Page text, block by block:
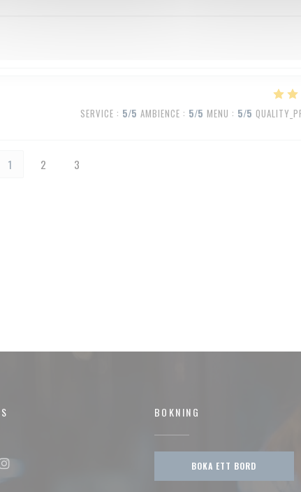
SERVICE : 5/5 AMBIENCE : 5/5 MENU : 5/5
1 2 3
((öppnas i ett nytt fönster))
BOKNING
BOKA ETT BORD